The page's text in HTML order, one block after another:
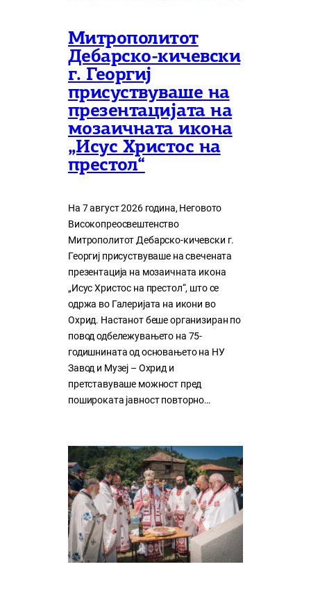
Митрополитот
Дебарско-кичевски
г. Георгиј
присуствуваше на
презентацијата на
мозаичната икона
„Исус Христос на
престол“
На 7 август 2026 година, Неговото
Високопреосвештенство
Митрополитот Дебарско-кичевски г.
Георгиј присуствуваше на свечената
презентација на мозаичната икона
„Исус Христос на престол“, што се
одржа во Галеријата на икони во
Охрид. Настанот беше организиран по
повод одбележувањето на 75-
годишнината од основањето на НУ
Завод и Музеј – Охрид и
претставуваше можност пред
пошироката јавност повторно…